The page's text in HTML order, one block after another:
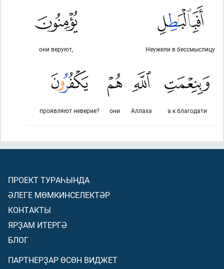
Неужели в бессмыслицу
они веруют,
а к благодати
Аллаха
они
проявляют неверие?
ПРОЕКТ ТУРАҺЫНДА
ӘЛЕГЕ МӨМКИНСЕЛЕКТӘР
КОНТАКТЫ
ЯРҘАМ ИТЕРГӘ
БЛОГ
ПАРТНЕРҘАР ӨСӨН ВИДЖЕТ